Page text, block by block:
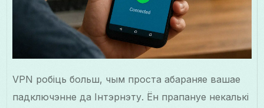
VPN робіць больш, чым проста абараняе вашае
падключэнне да Інтэрнэту. Ён прапануе некалькі